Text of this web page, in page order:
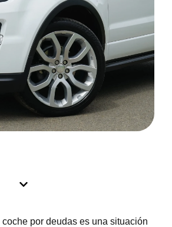
por deudas es una situación